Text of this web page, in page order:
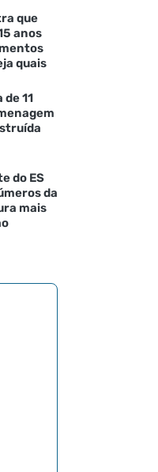
que
anos
quais
de 11
do ES
da
mais